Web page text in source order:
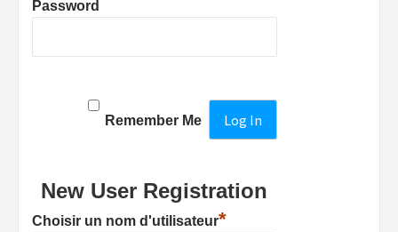
Password
Remember Me
New User Registration
Choisir un nom d'utilisateur*